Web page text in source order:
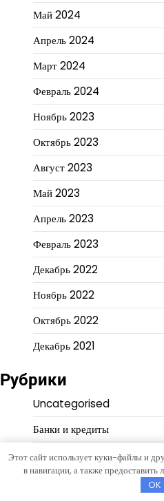
Май 2024
Апрель 2024
Март 2024
Февраль 2024
Ноябрь 2023
Октябрь 2023
Август 2023
Май 2023
Апрель 2023
Февраль 2023
Декабрь 2022
Ноябрь 2022
Октябрь 2022
Декабрь 2021
Рубрики
Uncategorised
Банки и кредиты
Бизнес и инвестиции
Криптоиндустрия
Этот сайт использует куки-файлы и
в навигации, а также
OK